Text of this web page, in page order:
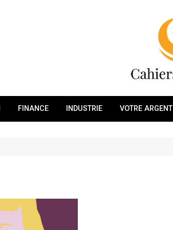
FINANCE INDUSTRIE VOTRE ARGENT